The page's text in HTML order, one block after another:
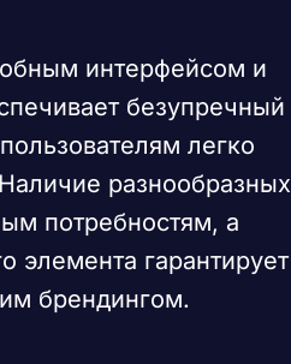
интерфейсом и
безупречный
легко
разнообразных
потребностям, а
элемента гарантирует
брендингом.